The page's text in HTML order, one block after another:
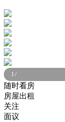
1/
随时看房
房屋出租
关注
面议